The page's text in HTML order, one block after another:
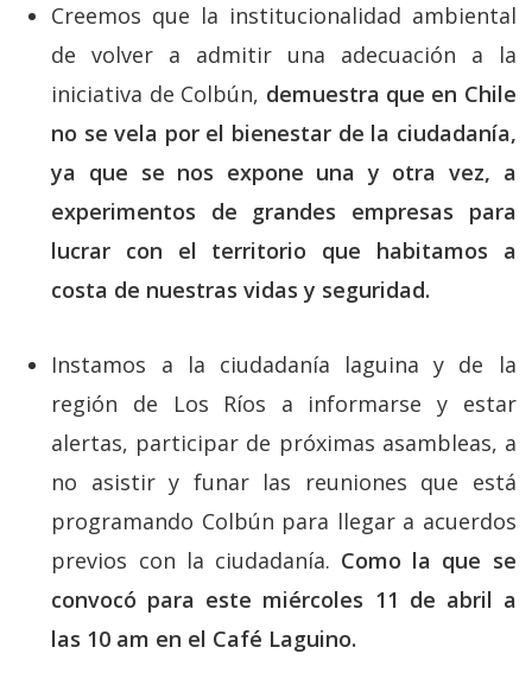
Creemos que la institucionalidad ambiental
de volver a admitir una adecuación a la
iniciativa de Colbún, demuestra que en Chile
no se vela por el bienestar de la ciudadanía,
ya que se nos expone una y otra vez, a
experimentos de grandes empresas para
lucrar con el territorio que habitamos a
costa de nuestras vidas y seguridad.
Instamos a la ciudadanía laguina y de la
región de Los Ríos a informarse y estar
alertas, participar de próximas asambleas, a
no asistir y funar las reuniones que está
programando Colbún para llegar a acuerdos
previos con la ciudadanía. Como la que se
convocó para este miércoles 11 de abril a
las 10 am en el Café Laguino.